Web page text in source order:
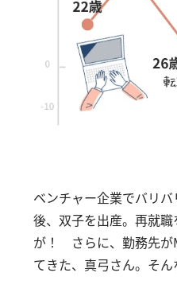
ベンチャー企業でバリ
後、双子を出産。再就
が！ さらに、勤務先が
てきた、真弓さん。そん